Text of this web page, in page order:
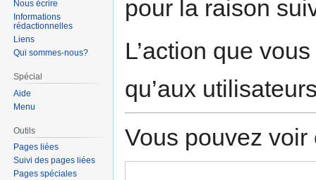
navigation
recherche
pour la raison
L’action que
qu’aux
Vous pouvez
Nous écrire
Informations
rédactionnelles
Liens
Qui sommes-nous?
Spécial
Aide
Menu
Outils
Pages liées
Suivi des pages liées
Pages spéciales